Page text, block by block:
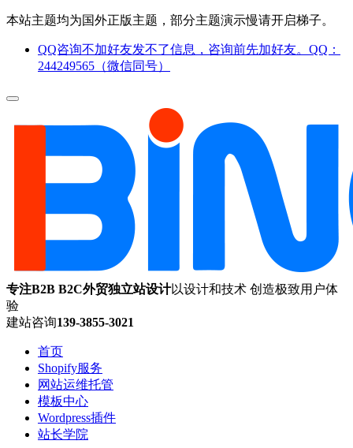
本站主题均为国外正版主题，部分主题演示慢请开启梯子。
QQ咨询不加好友发不了信息，咨询前先加好友。QQ：
244249565（微信同号）
专注B2B B2C外贸独立站设计以设计和技术 创造极致用户体
验
建站咨询139-3855-3021
首页
Shopify服务
网站运维托管
模板中心
Wordpress插件
站长学院